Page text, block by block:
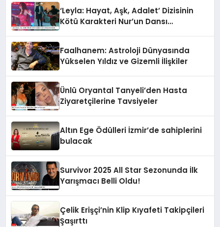
‘Leyla: Hayat, Aşk, Adalet’ Dizisinin
Kötü Karakteri Nur’un Dansı
Faalhanem: Astroloji Dünyasında
Yükselen Yıldız ve Gizemli İlişkiler
Ünlü Oryantal Tanyeli’den Hasta
Ziyaretçilerine Tavsiyeler
Altın Ege Ödülleri İzmir’de sahiplerini
bulacak
Survivor 2025 All Star Sezonunda İlk
Yarışmacı Belli Oldu!
Çelik Erişçi’nin Klip Kıyafeti Takipçileri
Şaşırttı